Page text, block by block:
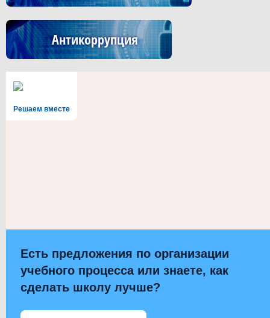
Антикоррупция
Решаем вместе
Есть предложения по организации
учебного процесса или знаете, как
сделать школу лучше?